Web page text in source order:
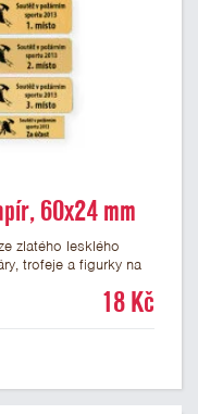
60x24 mm
zlatého lesklého
trofeje a figurky na
zahrnut v ceně. U
objednávky.
18 Kč